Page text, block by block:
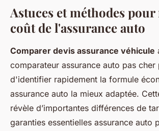
Astuces et méthodes
coût de l'assurance auto
Comparer devis assurance véhicule
comparateur assurance auto pas cher
d'identifier rapidement la formule
assurance auto la mieux adaptée.
révèle d’importantes différences de
garanties essentielles assurance auto